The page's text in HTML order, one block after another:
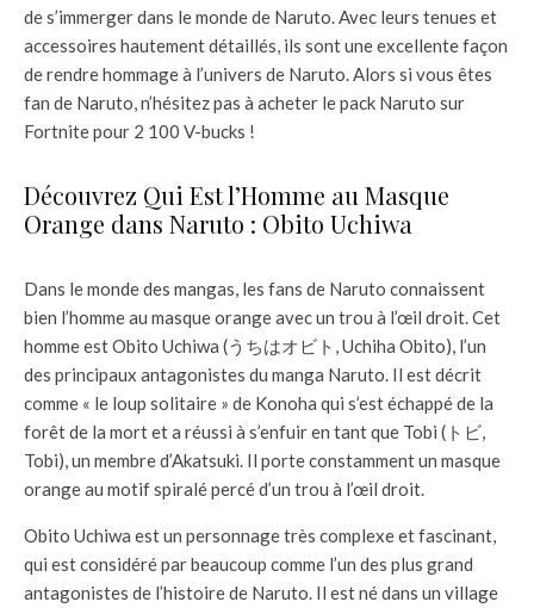
de s’immerger dans le monde de Naruto. Avec leurs tenues et
accessoires hautement détaillés, ils sont une excellente façon
de rendre hommage à l’univers de Naruto. Alors si vous êtes
fan de Naruto, n’hésitez pas à acheter le pack Naruto sur
Fortnite pour 2 100 V-bucks !
Découvrez Qui Est l’Homme au Masque
Orange dans Naruto : Obito Uchiwa
Dans le monde des mangas, les fans de Naruto connaissent
bien l’homme au masque orange avec un trou à l’œil droit. Cet
homme est Obito Uchiwa (うちはオビト, Uchiha Obito), l’un
des principaux antagonistes du manga Naruto. Il est décrit
comme « le loup solitaire » de Konoha qui s’est échappé de la
forêt de la mort et a réussi à s’enfuir en tant que Tobi (トビ,
Tobi), un membre d’Akatsuki. Il porte constamment un masque
orange au motif spiralé percé d’un trou à l’œil droit.
Obito Uchiwa est un personnage très complexe et fascinant,
qui est considéré par beaucoup comme l’un des plus grand
antagonistes de l’histoire de Naruto. Il est né dans un village